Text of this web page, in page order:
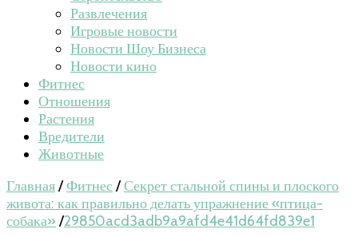
Развлечения
Игровые новости
Новости Шоу Бизнеса
Новости кино
Фитнес
Отношения
Растения
Вредители
Животные
Главная/Фитнес/Секрет стальной спины и плоского
живота: как правильно делать упражнение «птица-
собака» /29850acd3adb9a9afd4e41d64fd839e1